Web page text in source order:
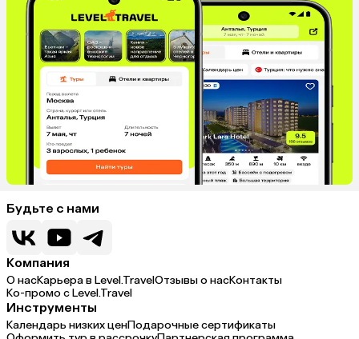
Будьте с нами
Компания
О насКарьера в Level.TravelОтзывы о насКонтакты
Ко-промо с Level.Travel
Инструменты
Календарь низких ценПодарочные сертификаты